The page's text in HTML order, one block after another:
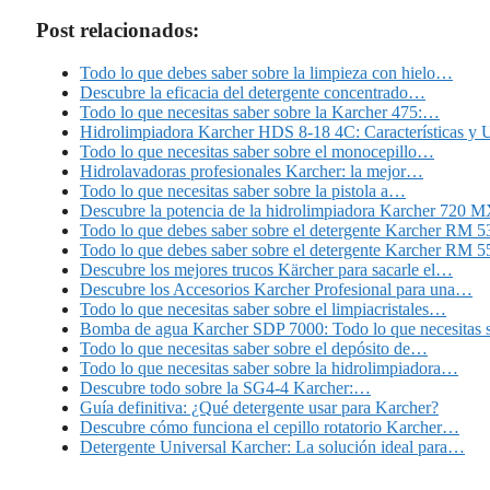
Post relacionados:
Todo lo que debes saber sobre la limpieza con hielo…
Descubre la eficacia del detergente concentrado…
Todo lo que necesitas saber sobre la Karcher 475:…
Hidrolimpiadora Karcher HDS 8-18 4C: Características y
Todo lo que necesitas saber sobre el monocepillo…
Hidrolavadoras profesionales Karcher: la mejor…
Todo lo que necesitas saber sobre la pistola a…
Descubre la potencia de la hidrolimpiadora Karcher 720
Todo lo que debes saber sobre el detergente Karcher RM
Todo lo que debes saber sobre el detergente Karcher RM
Descubre los mejores trucos Kärcher para sacarle el…
Descubre los Accesorios Karcher Profesional para una…
Todo lo que necesitas saber sobre el limpiacristales…
Bomba de agua Karcher SDP 7000: Todo lo que necesitas
Todo lo que necesitas saber sobre el depósito de…
Todo lo que necesitas saber sobre la hidrolimpiadora…
Descubre todo sobre la SG4-4 Karcher:…
Guía definitiva: ¿Qué detergente usar para Karcher?
Descubre cómo funciona el cepillo rotatorio Karcher…
Detergente Universal Karcher: La solución ideal para…